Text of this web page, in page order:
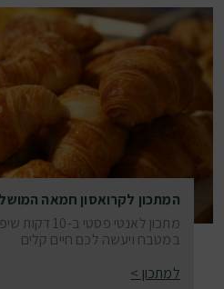
המתכון לקרואסון חמאה
מתכון לאנטי
במטבח ויעשה לכם חיים קלים
למתכון >